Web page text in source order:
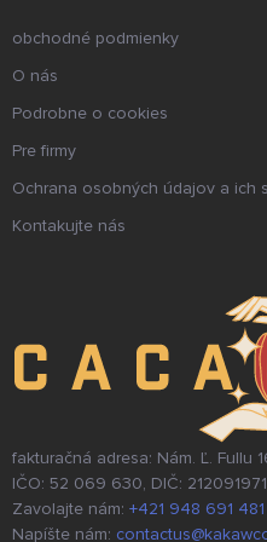
obchodné podmienky
O nás
Podrobne o cookies
Pre firmy
Ochrana osobných údajov a ich
Kontakujte nás
fakturačná adresa: Nám. Ľ. Fullu
IČO: 52 069 630, DIČ:
Zavolajte nám: +421 948 691 481
Napíšte nám: